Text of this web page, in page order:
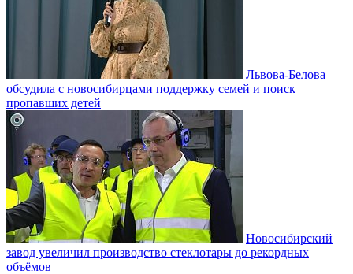
Львова-Белова
обсудила с новосибирцами поддержку семей и поиск
пропавших детей
Новосибирский
завод увеличил производство стеклотары до рекордных
объёмов